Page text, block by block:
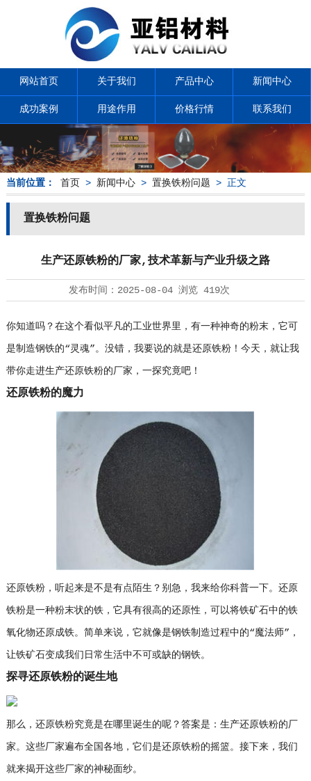
网站首页 关于我们 产品中心 新闻中心
成功案例 用途作用 价格行情 联系我们
当前位置： 首页 > 新闻中心> 置换铁粉问题 > 正文
置换铁粉问题
生产还原铁粉的厂家,技术革新与产业升级之路
发布时间： 2025-08-04浏览 419次
你知道吗？在这个看似平凡的工业世界里，有一种神奇的粉末，它可
是制造钢铁的“灵魂”。没错，我要说的就是还原铁粉！今天，就让我
带你走进生产还原铁粉的厂家，一探究竟吧！
还原铁粉的魔力
还原铁粉，听起来是不是有点陌生？别急，我来给你科普一下。还原
铁粉是一种粉末状的铁，它具有很高的还原性，可以将铁矿石中的铁
氧化物还原成铁。简单来说，它就像是钢铁制造过程中的“魔法师”，
让铁矿石变成我们日常生活中不可或缺的钢铁。
探寻还原铁粉的诞生地
那么，还原铁粉究竟是在哪里诞生的呢？答案是：生产还原铁粉的厂
家。这些厂家遍布全国各地，它们是还原铁粉的摇篮。接下来，我们
就来揭开这些厂家的神秘面纱。